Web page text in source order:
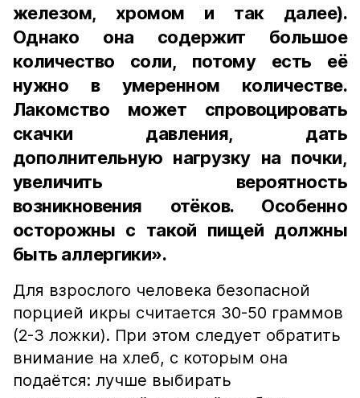
железом, хромом и так далее).
Однако она содержит большое
количество соли, потому есть её
нужно в умеренном количестве.
Лакомство может спровоцировать
скачки давления, дать
дополнительную нагрузку на почки,
увеличить вероятность
возникновения отёков. Особенно
осторожны с такой пищей должны
быть аллергики».
Для взрослого человека безопасной
порцией икры считается 30-50 граммов
(2-3 ложки). При этом следует обратить
внимание на хлеб, с которым она
подаётся: лучше выбирать